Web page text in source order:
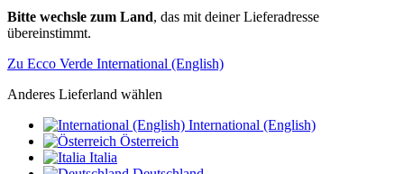
Bitte wechsle zum Land, das mit deiner Lieferadresse
übereinstimmt.
Zu Ecco Verde International (English)
Anderes Lieferland wählen
International (English)
Österreich
Italia